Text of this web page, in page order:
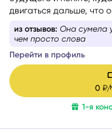
двигаться дальше, что
из отзывов: Она сумела
чем просто слова
Перейти в профиль
0 ₽/
1-я